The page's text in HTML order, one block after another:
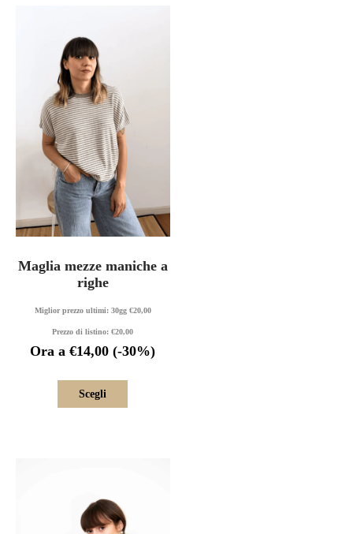
Maglia mezze maniche a
righe
Miglior prezzo ultimi: 30gg €20,00
Prezzo di listino:€20,00
Ora a €14,00 (-30%)
Scegli